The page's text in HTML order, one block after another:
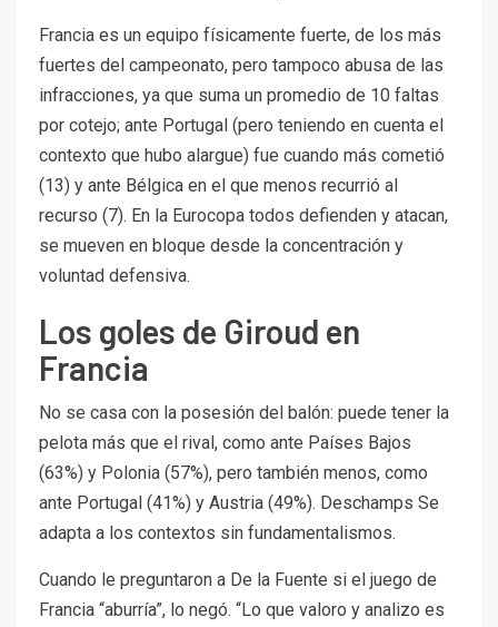
Francia es un equipo físicamente fuerte, de los más
fuertes del campeonato, pero tampoco abusa de las
infracciones, ya que suma un promedio de 10 faltas
por cotejo; ante Portugal (pero teniendo en cuenta el
contexto que hubo alargue) fue cuando más cometió
(13) y ante Bélgica en el que menos recurrió al
recurso (7). En la Eurocopa todos defienden y atacan,
se mueven en bloque desde la concentración y
voluntad defensiva.
Los goles de Giroud en
Francia
No se casa con la posesión del balón: puede tener la
pelota más que el rival, como ante Países Bajos
(63%) y Polonia (57%), pero también menos, como
ante Portugal (41%) y Austria (49%). Deschamps Se
adapta a los contextos sin fundamentalismos.
Cuando le preguntaron a De la Fuente si el juego de
Francia “aburría”, lo negó. “Lo que valoro y analizo es